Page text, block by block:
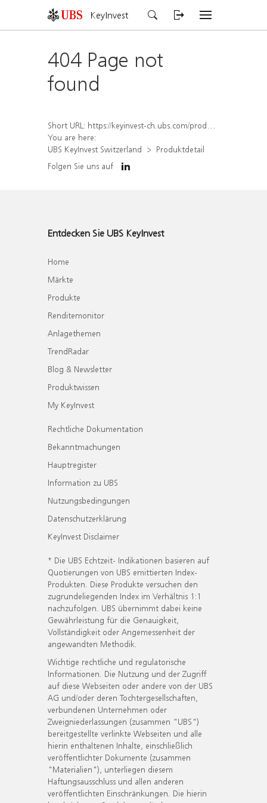
KeyInvest
404 Page not
found
Short URL: https://keyinvest-ch.ubs.com/produkt/detail/index/isin/CH1558309980
You are here:
UBS KeyInvest Switzerland
Produktdetail
Folgen Sie uns auf
Entdecken Sie UBS KeyInvest
Home
Märkte
Produkte
Renditemonitor
Anlagethemen
TrendRadar
Blog & Newsletter
Produktwissen
My KeyInvest
Rechtliche Dokumentation
Bekanntmachungen
Hauptregister
Information zu UBS
Nutzungsbedingungen
Datenschutzerklärung
KeyInvest Disclaimer
* Die UBS Echtzeit- Indikationen basieren auf
Quotierungen von UBS emittierten Index-
Produkten. Diese Produkte versuchen den
zugrundeliegenden Index im Verhältnis 1:1
nachzufolgen. UBS übernimmt dabei keine
Gewährleistung für die Genauigkeit,
Vollständigkeit oder Angemessenheit der
angewandten Methodik.
Wichtige rechtliche und regulatorische
Informationen. Die Nutzung und der Zugriff
auf diese Webseiten oder andere von der UBS
AG und/oder deren Tochtergesellschaften,
verbundenen Unternehmen oder
Zweigniederlassungen (zusammen "UBS")
bereitgestellte verlinkte Webseiten und alle
hierin enthaltenen Inhalte, einschließlich
veröffentlichter Dokumente (zusammen
"Materialien"), unterliegen diesem
Haftungsausschluss und allen anderen
veröffentlichten Einschränkungen. Die hierin